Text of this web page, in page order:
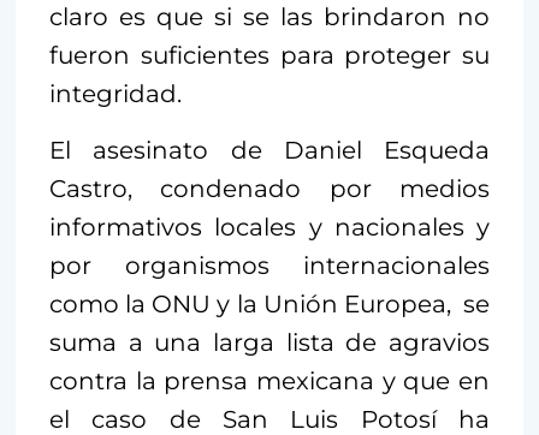
claro es que si se las brindaron no
fueron suficientes para proteger su
integridad.
El asesinato de Daniel Esqueda
Castro, condenado por medios
informativos locales y nacionales y
por organismos internacionales
como la ONU y la Unión Europea, se
suma a una larga lista de agravios
contra la prensa mexicana y que en
el caso de San Luis Potosí ha